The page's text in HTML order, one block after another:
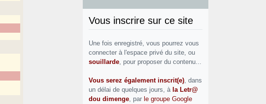
Vous inscrire sur ce site
Une fois enregistré, vous pourrez vous
connecter à l'espace privé du site, ou
souillarde , pour proposer du contenu...
Vous serez également inscrit(e), dans
un délai de quelques jours, à la Letr@
dou dimenge, par le groupe Google